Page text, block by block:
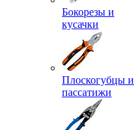
Бокорезы и
кусачки
Плоскогубцы и
пассатижи